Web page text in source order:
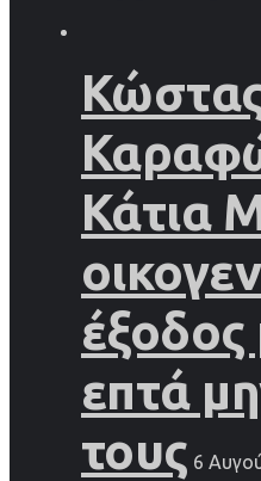
Κάτια
έξοδος
επτά
τους 6